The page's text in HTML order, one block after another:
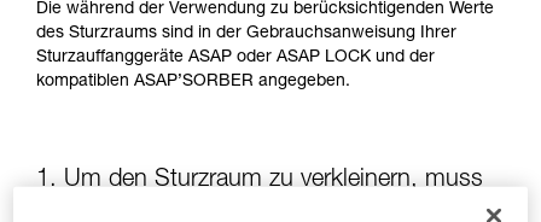
Die während der Verwendung zu berücksichtigenden Werte
des Sturzraums sind in der Gebrauchsanweisung Ihrer
Sturzauffanggeräte ASAP oder ASAP LOCK und der
kompatiblen ASAP’SORBER angegeben.
1. Um den Sturzraum zu verkleinern, muss